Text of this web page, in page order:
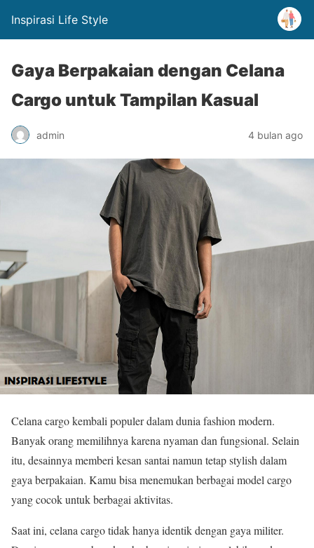
Inspirasi Life Style
Gaya Berpakaian dengan Celana
Cargo untuk Tampilan Kasual
admin 4 bulan ago
Celana cargo kembali populer dalam dunia fashion modern.
Banyak orang memilihnya karena nyaman dan fungsional. Selain
itu, desainnya memberi kesan santai namun tetap stylish dalam
gaya berpakaian. Kamu bisa menemukan berbagai model cargo
yang cocok untuk berbagai aktivitas.
Saat ini, celana cargo tidak hanya identik dengan gaya militer.